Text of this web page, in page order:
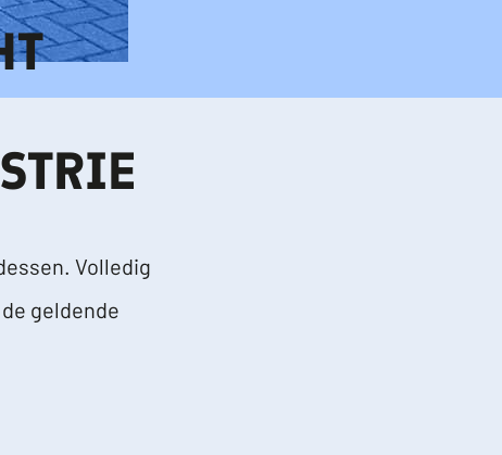
Volledig
geldende